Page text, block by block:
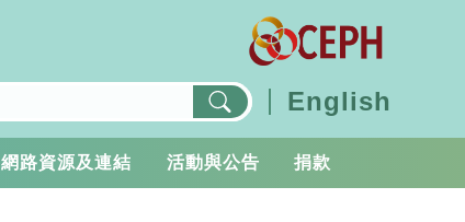
English
網路資源及連結 活動與公告 捐款